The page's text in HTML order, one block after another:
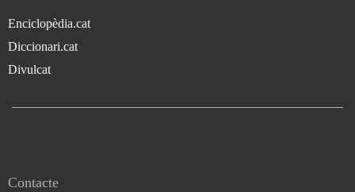
Enciclopèdia.cat
Diccionari.cat
Divulcat
Contacte